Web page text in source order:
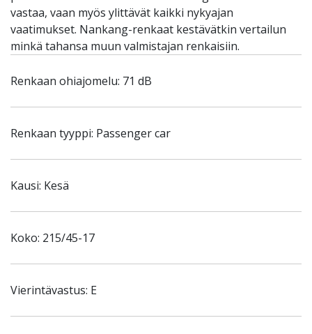
vastaa, vaan myös ylittävät kaikki nykyajan
vaatimukset. Nankang-renkaat kestävätkin vertailun
minkä tahansa muun valmistajan renkaisiin.
Renkaan ohiajomelu: 71 dB
Renkaan tyyppi: Passenger car
Kausi: Kesä
Koko: 215/45-17
Vierintävastus: E